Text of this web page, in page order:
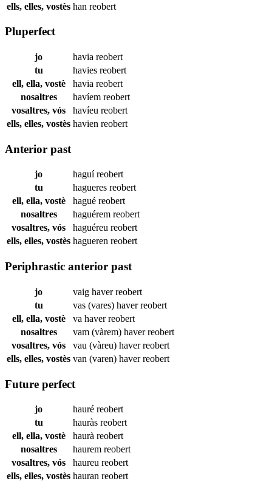
ells, elles, vostès han reobert
Pluperfect
jo havia reobert
tu
havies reobert
ell, ella, vostè
havia reobert
nosaltres
havíem reobert
vosaltres, vós
havíeu reobert
ells, elles, vostès havien reobert
Anterior past
jo haguíreobert
tu
hagueres reobert
ell, ella, vostè
hagué reobert
nosaltres
haguérem reobert
vosaltres, vós
haguéreu reobert
ells, elles, vostès hagueren reobert
Periphrastic anterior past
jo vaig haverreobert
tu
vas (vares) haverreobert
ell, ella, vostè
va haverreobert
nosaltres
vam (vàrem) haverreobert
vosaltres, vós
vau (vàreu) haverreobert
ells, elles, vostès van (varen) haverreobert
Future perfect
jo hauré reobert
tu
hauràs reobert
ell, ella, vostè
haurà reobert
nosaltres
haurem reobert
vosaltres, vós
haureu reobert
ells, elles, vostès hauran reobert